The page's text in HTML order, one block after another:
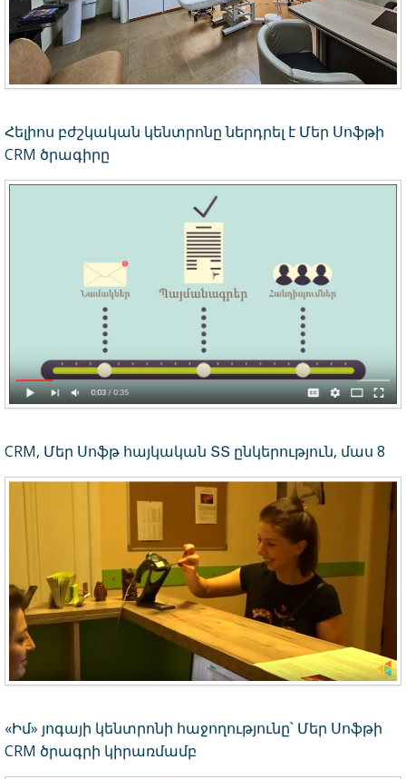
Հելիոս բժշկական կենտրոնը ներդրել է Մեր Սոֆթի
CRM ծրագիրը
CRM, Մեր Սոֆթ հայկական ՏՏ ընկերություն, մաս 8
«Իմ» յոգայի կենտրոնի հաջողությունը՝ Մեր Սոֆթի
CRM ծրագրի կիրառմամբ